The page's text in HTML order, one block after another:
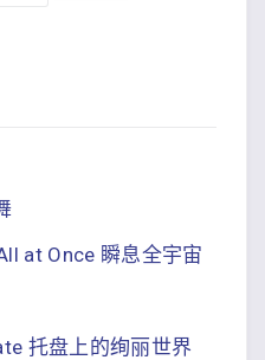
at Once 瞬息全宇宙
托盘上的绚丽世界